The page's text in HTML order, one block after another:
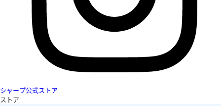
シャープ公式ストア
ストア